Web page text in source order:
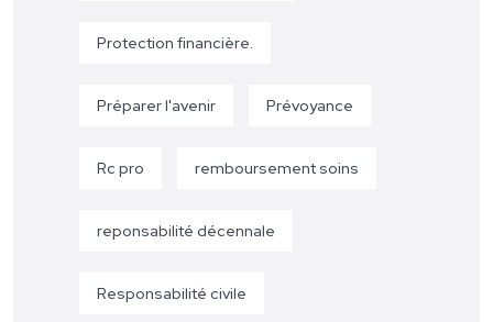
Protection financière.
Préparer l'avenir Prévoyance
Rc pro remboursement soins
reponsabilité décennale
Responsabilité civile